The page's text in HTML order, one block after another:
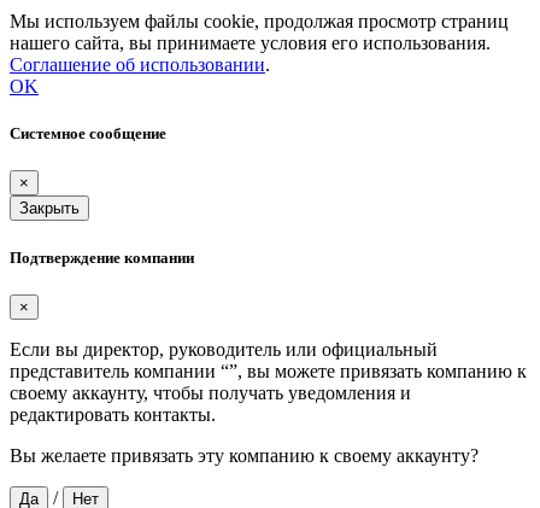
Мы используем файлы cookie, продолжая просмотр страниц
нашего сайта, вы принимаете условия его использования.
Соглашение об использовании.
OK
Системное сообщение
×
Закрыть
Подтверждение компании
×
Если вы директор, руководитель или официальный
представитель компании “”, вы можете привязать компанию к
своему аккаунту, чтобы получать уведомления и
редактировать контакты.
Вы желаете привязать эту компанию к своему аккаунту?
Да / Нет